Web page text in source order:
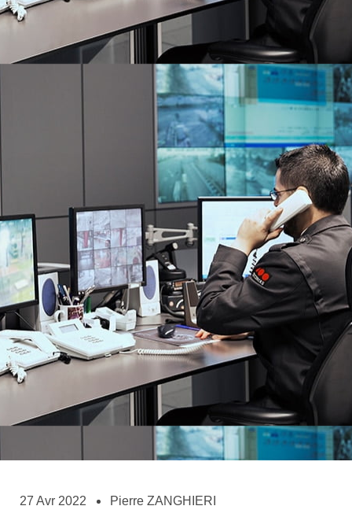
27 Avr 2022 Pierre ZANGHIERI